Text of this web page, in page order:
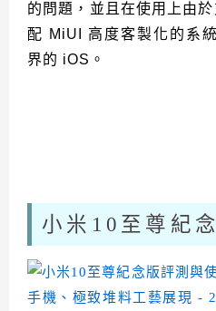
的問題，並且在使用上由
配 MiUI 高度客製化的系
界的 iOS。
小米10至尊紀